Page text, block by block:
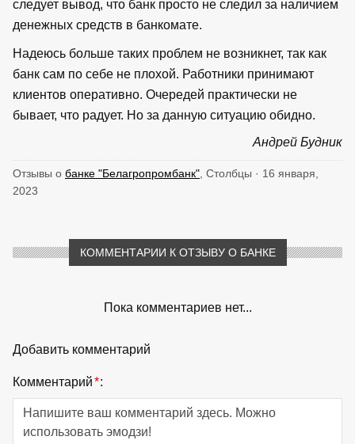
следует вывод, что банк просто не следил за наличием
денежных средств в банкомате.
Надеюсь больше таких проблем не возникнет, так как
банк сам по себе не плохой. Работники принимают
клиентов оперативно. Очередей практически не
бывает, что радует. Но за данную ситуацию обидно.
Андрей Будник
Отзывы о банке "Белагропромбанк" , Столбцы · 16 января,
2023
КОММЕНТАРИИ К ОТЗЫВУ О БАНКЕ
Пока комментариев нет...
Добавить комментарий
Комментарий*: